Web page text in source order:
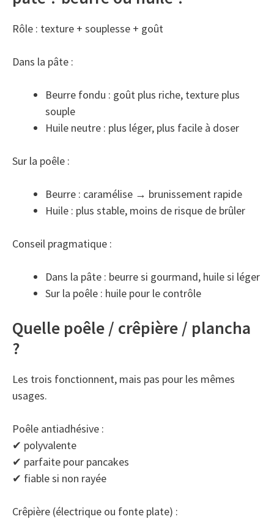
Rôle : texture + souplesse + goût
Dans la pâte :
Beurre fondu : goût plus riche, texture plus
souple
Huile neutre : plus léger, plus facile à doser
Sur la poêle :
Beurre : caramélise → brunissement rapide
Huile : plus stable, moins de risque de brûler
Conseil pragmatique :
Dans la pâte : beurre si gourmand, huile si léger
Sur la poêle : huile pour le contrôle
Quelle poêle / crêpière / plancha
?
Les trois fonctionnent, mais pas pour les mêmes
usages.
Poêle antiadhésive :
✔ polyvalente
✔ parfaite pour pancakes
✔ fiable si non rayée
Crêpière (électrique ou fonte plate) :